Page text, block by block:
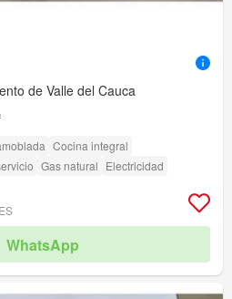
de Valle del Cauca
Cocina integral
Gas natural Electricidad
WhatsApp